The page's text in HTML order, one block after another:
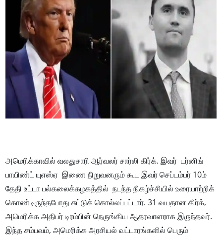
அமெரிக்காவில் வலதுசாரி ஆர்வலர் சார்லி கிர்க். இவர் டர்னிங்
பாயிண்ட் யுஎஸ்ஏ இணை நிறுவனரும் கூட இவர் செப்டம்பர் 10ம்
தேதி உட்டா பல்கலைக்கழகத்தில் நடந்த நிகழ்ச்சியில் உரையாற்றிக்
கொண்டிருந்தபோது சுட்டுக் கொல்லப்பட்டார். 31 வயதான கிர்க்,
அமெரிக்க அதிபர் டிரம்பின் நெருங்கிய ஆதரவாளராக இருந்தவர்.
இந்த சம்பவம், அமெரிக்க அரசியல் வட்டாரங்களில் பெரும்